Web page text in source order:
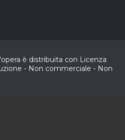
è distribuita con Licenza
- Non commerciale - Non